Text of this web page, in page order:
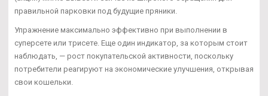
правильной парковки под будущие пряники.
Упражнение максимально эффективно при выполнении в
суперсете или трисете. Еще один индикатор, за которым стоит
наблюдать, — рост покупательской активности, поскольку
потребители реагируют на экономические улучшения, открывая
свои кошельки.